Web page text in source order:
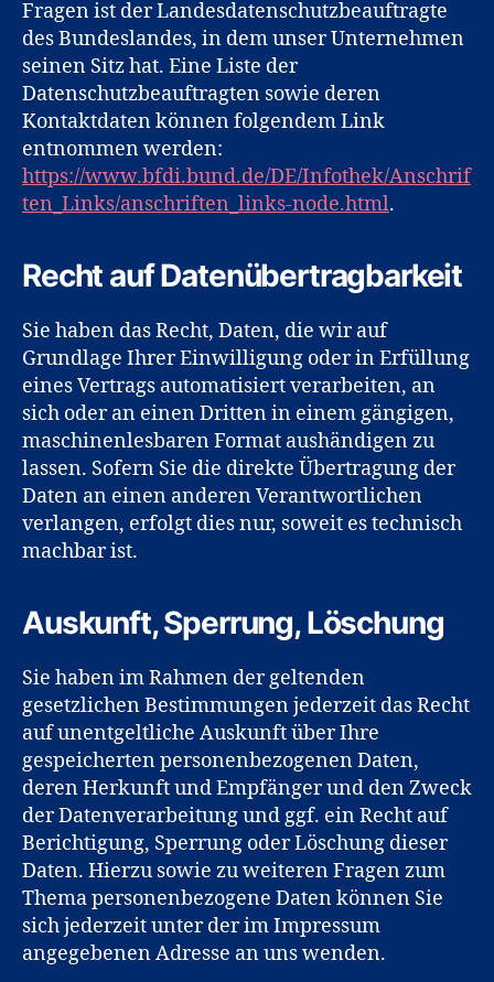
Fragen ist der Landesdatenschutzbeauftragte
des Bundeslandes, in dem unser Unternehmen
seinen Sitz hat. Eine Liste der
Datenschutzbeauftragten sowie deren
Kontaktdaten können folgendem Link
entnommen werden:
https://www.bfdi.bund.de/DE/Infothek/Anschrif
ten_Links/anschriften_links-node.html.
Recht auf Datenübertragbarkeit
Sie haben das Recht, Daten, die wir auf
Grundlage Ihrer Einwilligung oder in Erfüllung
eines Vertrags automatisiert verarbeiten, an
sich oder an einen Dritten in einem gängigen,
maschinenlesbaren Format aushändigen zu
lassen. Sofern Sie die direkte Übertragung der
Daten an einen anderen Verantwortlichen
verlangen, erfolgt dies nur, soweit es technisch
machbar ist.
Auskunft, Sperrung, Löschung
Sie haben im Rahmen der geltenden
gesetzlichen Bestimmungen jederzeit das Recht
auf unentgeltliche Auskunft über Ihre
gespeicherten personenbezogenen Daten,
deren Herkunft und Empfänger und den Zweck
der Datenverarbeitung und ggf. ein Recht auf
Berichtigung, Sperrung oder Löschung dieser
Daten. Hierzu sowie zu weiteren Fragen zum
Thema personenbezogene Daten können Sie
sich jederzeit unter der im Impressum
angegebenen Adresse an uns wenden.